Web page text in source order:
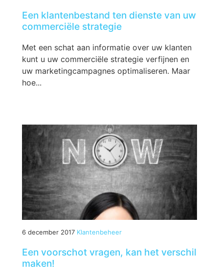
Een klantenbestand ten dienste van uw
commerciële strategie
Met een schat aan informatie over uw klanten
kunt u uw commerciële strategie verfijnen en
uw marketingcampagnes optimaliseren. Maar
hoe...
6 december 2017 Klantenbeheer
Een voorschot vragen, kan het verschil
maken!